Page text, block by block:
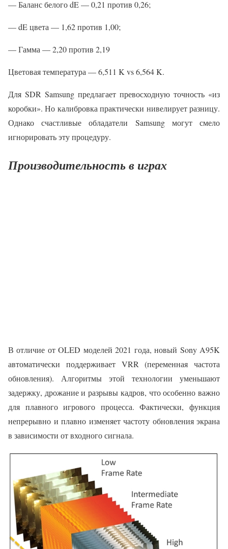
— Баланс белого dE — 0,21 против 0,26;
— dE цвета — 1,62 против 1,00;
— Гамма — 2,20 против 2,19
Цветовая температура — 6,511 K vs 6,564 K.
Для SDR Samsung предлагает превосходную точность «из
коробки». Но калибровка практически нивелирует разницу.
Однако счастливые обладатели Samsung могут смело
игнорировать эту процедуру.
Производительность в играх
В отличие от OLED моделей 2021 года, новый Sony A95K
автоматически поддерживает VRR (переменная частота
обновления). Алгоритмы этой технологии уменьшают
задержку, дрожание и разрывы кадров, что особенно важно
для плавного игрового процесса. Фактически, функция
непрерывно и плавно изменяет частоту обновления экрана
в зависимости от входного сигнала.